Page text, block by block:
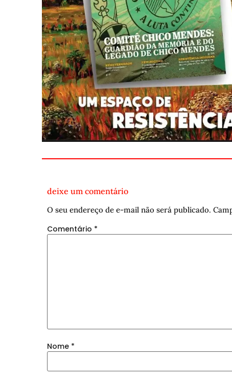
deixe um comentário
O seu endereço de e-mail não será publicado.
Comentário *
Nome *